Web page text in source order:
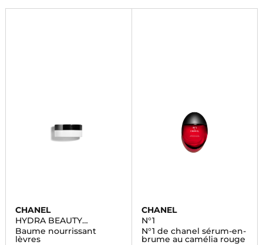
CHANEL
HYDRA BEAUTY
NUTRITION
Baume nourrissant
lèvres
CHANEL
N°1
N°1 de chanel sérum-en-
brume au camélia rouge